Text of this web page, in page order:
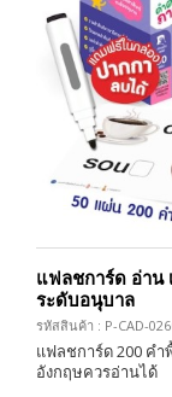
แฟลชการ์ด อ่าน
ระดับอนุบาล
รหัสสินค้า : P-CAD-
แฟลชการ์ด 200 ค
อังกฤษควรอ่านได้